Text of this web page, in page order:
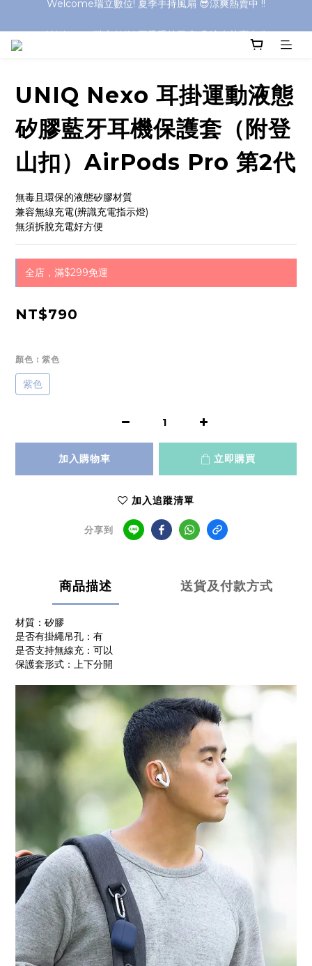
Welcome瑞立數位! 夏季手持風扇 😎涼爽熱賣中 !!
UNIQ Nexo 耳掛運動液態
矽膠藍牙耳機保護套（附登
山扣）AirPods Pro 第2代
無毒且環保的液態矽膠材質
兼容無線充電(辨識充電指示燈)
無須拆脫充電好方便
全店，滿$299免運
NT$790
顏色 : 紫色
紫色
加入購物車 立即購買
加入追蹤清單
分享到
商品描述 送貨及付款方式
材質：矽膠
是否有掛繩吊孔：有
是否支持無線充：可以
保護套形式：上下分開